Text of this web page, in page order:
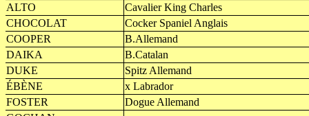
ALTO
Cavalier King Charles
CHOCOLAT
Cocker Spaniel Anglais
COOPER
B.Allemand
DAIKA
B.Catalan
DUKE
Spitz Allemand
ÉBÈNE
x Labrador
FOSTER
Dogue Allemand